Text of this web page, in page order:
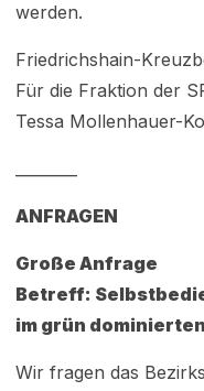
werden.
Friedrichshain-
Für die Fraktion der
Tessa Mollenhauer-
ANFRAGEN
Große Anfrage
Betreff:
im grün
Wir fragen das